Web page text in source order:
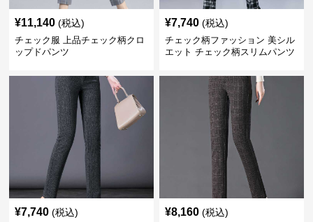
¥11,140 (税込)
チェック服 上品チェック柄クロ
ップドパンツ
¥7,740 (税込)
チェック柄ファッション 美シル
エット チェック柄スリムパンツ
¥7,740 (税込) ¥8,160 (税込)